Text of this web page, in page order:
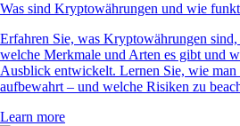
Was sind Kryptowährungen und wie
Erfahren Sie, was Kryptowährungen
welche Merkmale und Arten es gibt und
Ausblick entwickelt. Lernen Sie, wie man
aufbewahrt – und welche Risiken zu
Learn more